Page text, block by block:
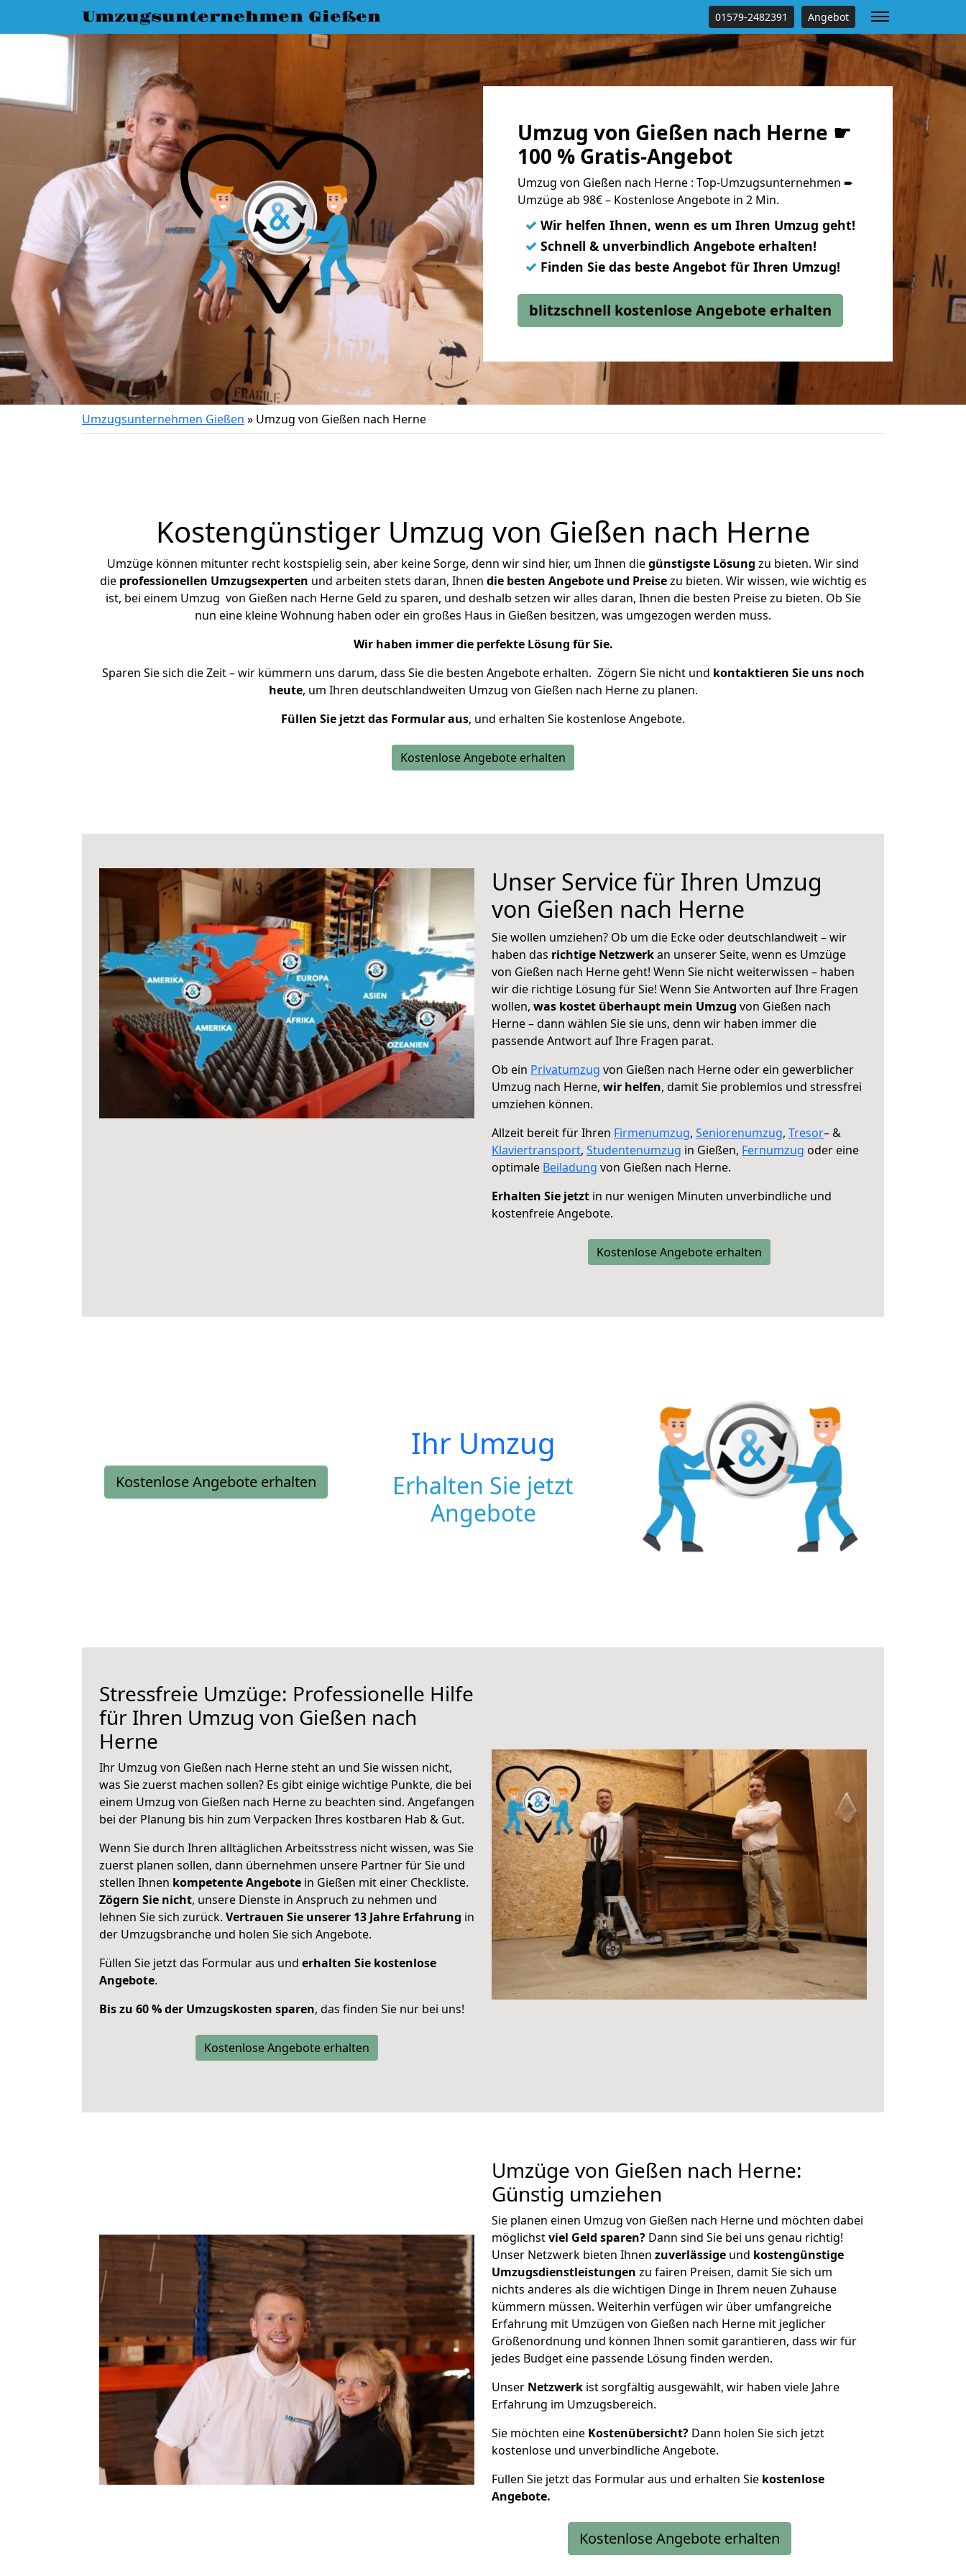
Umzugsunternehmen Gießen 01579-2482391 Angebot
Umzug von Gießen nach Herne ☛
100 % Gratis-Angebot
Umzug von Gießen nach Herne : Top-Umzugsunternehmen ➨
Umzüge ab 98€ – Kostenlose Angebote in 2 Min.
✓ Wir helfen Ihnen, wenn es um Ihren Umzug geht!
✓ Schnell & unverbindlich Angebote erhalten!
✓ Finden Sie das beste Angebot für Ihren Umzug!
blitzschnell kostenlose Angebote erhalten
Umzugsunternehmen Gießen » Umzug von Gießen nach Herne
Kostengünstiger Umzug von Gießen nach Herne
Umzüge können mitunter recht kostspielig sein, aber keine Sorge, denn wir sind hier, um Ihnen diegünstigste Lösung zu bieten. Wir sind
die professionellen Umzugsexperten und arbeiten stets daran, Ihnen die besten Angebote und Preisezu bieten. Wir wissen, wie wichtig es
ist, bei einem Umzug von Gießen nach Herne Geld zu sparen, und deshalb setzen wir alles daran, Ihnen die besten Preise zu bieten. Ob Sie
nun eine kleine Wohnung haben oder ein großes Haus in Gießen besitzen, was umgezogen werden muss.
Wir haben immer die perfekte Lösung für Sie.
Sparen Sie sich die Zeit – wir kümmern uns darum, dass Sie die besten Angebote erhalten. Zögern Sie nicht und kontaktieren Sie uns noch
heute, um Ihren deutschlandweiten Umzug von Gießen nach Herne zu planen.
Füllen Sie jetzt das Formular aus, und erhalten Sie kostenlose Angebote.
Kostenlose Angebote erhalten
Unser Service für Ihren Umzug
von Gießen nach Herne
Sie wollen umziehen? Ob um die Ecke oder deutschlandweit – wir
haben das richtige Netzwerkan unserer Seite, wenn es Umzüge
von Gießen nach Herne geht! Wenn Sie nicht weiterwissen – haben
wir die richtige Lösung für Sie! Wenn Sie Antworten auf Ihre Fragen
wollen, was kostet überhaupt mein Umzug von Gießen nach
Herne – dann wählen Sie sie uns, denn wir haben immer die
passende Antwort auf Ihre Fragen parat.
Ob ein Privatumzug von Gießen nach Herne oder ein gewerblicher
Umzug nach Herne, wir helfen, damit Sie problemlos und stressfrei
umziehen können.
Allzeit bereit für Ihren Firmenumzug, Seniorenumzug, Tresor– &
Klaviertransport, Studentenumzug in Gießen, Fernumzug oder eine
optimale Beiladung von Gießen nach Herne.
Erhalten Sie jetzt in nur wenigen Minuten unverbindliche und
kostenfreie Angebote.
Kostenlose Angebote erhalten
Kostenlose Angebote erhalten
Ihr Umzug
Erhalten Sie jetzt
Angebote
Stressfreie Umzüge: Professionelle Hilfe
für Ihren Umzug von Gießen nach
Herne
Ihr Umzug von Gießen nach Herne steht an und Sie wissen nicht,
was Sie zuerst machen sollen? Es gibt einige wichtige Punkte, die bei
einem Umzug von Gießen nach Herne zu beachten sind. Angefangen
bei der Planung bis hin zum Verpacken Ihres kostbaren Hab & Gut.
Wenn Sie durch Ihren alltäglichen Arbeitsstress nicht wissen, was Sie
zuerst planen sollen, dann übernehmen unsere Partner für Sie und
stellen Ihnen kompetente Angebote in Gießen mit einer Checkliste.
Zögern Sie nicht, unsere Dienste in Anspruch zu nehmen und
lehnen Sie sich zurück. Vertrauen Sie unserer 13 Jahre Erfahrung in
der Umzugsbranche und holen Sie sich Angebote.
Füllen Sie jetzt das Formular aus und erhalten Sie kostenlose
Angebote.
Bis zu 60 % der Umzugskosten sparen, das finden Sie nur bei uns!
Kostenlose Angebote erhalten
Umzüge von Gießen nach Herne:
Günstig umziehen
Sie planen einen Umzug von Gießen nach Herne und möchten dabei
möglichstviel Geld sparen? Dann sind Sie bei uns genau richtig!
Unser Netzwerk bieten Ihnen zuverlässige und kostengünstige
Umzugsdienstleistungen zu fairen Preisen, damit Sie sich um
nichts anderes als die wichtigen Dinge in Ihrem neuen Zuhause
kümmern müssen. Weiterhin verfügen wir über umfangreiche
Erfahrung mit Umzügen von Gießen nach Herne mit jeglicher
Größenordnung und können Ihnen somit garantieren, dass wir für
jedes Budget eine passende Lösung finden werden.
Unser Netzwerk ist sorgfältig ausgewählt, wir haben viele Jahre
Erfahrung im Umzugsbereich.
Sie möchten eine Kostenübersicht? Dann holen Sie sich jetzt
kostenlose und unverbindliche Angebote.
Füllen Sie jetzt das Formular aus und erhalten Sie kostenlose
Angebote.
Kostenlose Angebote erhalten